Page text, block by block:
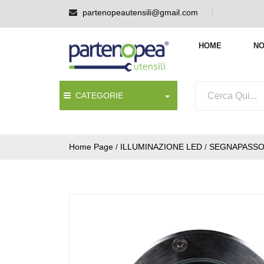
partenopeautensili@gmail.com
HOME
CATEGORIE
Home Page / ILLUMINAZIONE LED /